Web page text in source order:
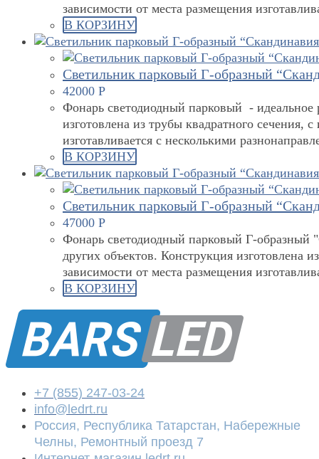
зависимости от места размещения
В КОРЗИНУ
Светильник парковый Г-образный
42000 Р
Фонарь светодиодный парковый - идеальное
изготовлена из трубы квадратного сечения,
изготавливается с несколькими
В КОРЗИНУ
Светильник парковый Г-образный
47000 Р
Фонарь светодиодный парковый Г-образный
других объектов. Конструкция изготовлена
зависимости от места размещения
В КОРЗИНУ
+7 (855) 247-03-24
info@ledrt.ru
Россия, Республика Татарстан, Набережные
Челны, Ремонтный проезд 7